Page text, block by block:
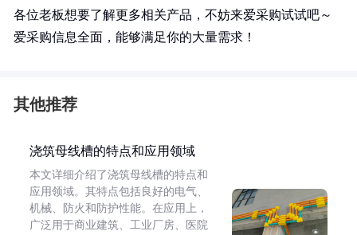
各位老板想要了解更多相关产品，不妨来爱采购试试吧～
爱采购信息全面，能够满足你的大量需求！
其他推荐
浇筑母线槽的特点和应用领域
本文详细介绍了浇筑母线槽的特点和
应用领域。其特点包括良好的电气、
机械、防火和防护性能。在应用上，
广泛用于商业建筑、工业厂房、医院